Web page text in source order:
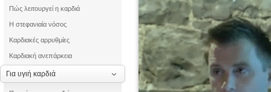
Πώς λειτουργεί η καρδιά
Η στεφανιαία νόσος
Καρδιακές αρρυθμίες
Καρδιακή ανεπάρκεια
Για υγιή καρδιά